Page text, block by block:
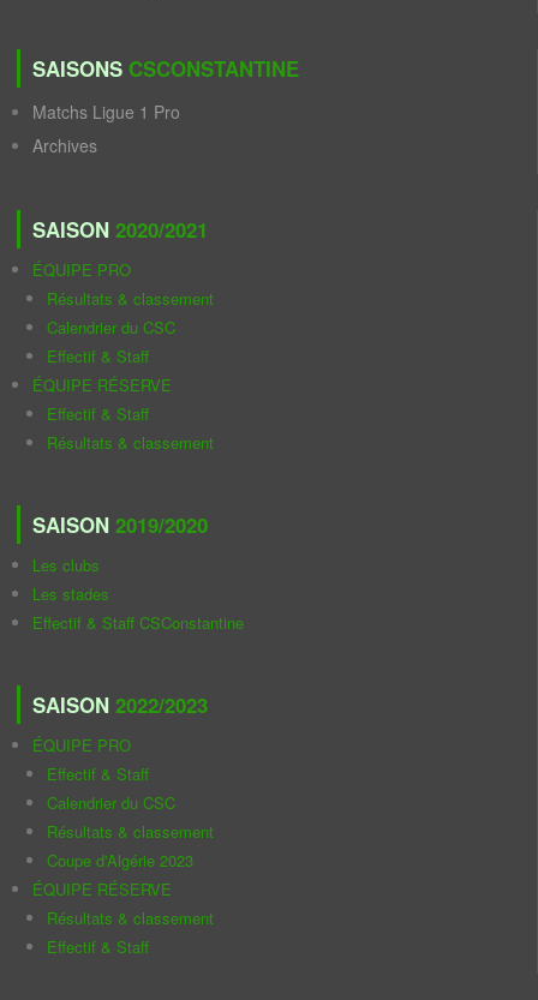
SAISONS CSCONSTANTINE
Matchs Ligue 1 Pro
Archives
SAISON 2020/2021
ÉQUIPE PRO
Résultats & classement
Calendrier du CSC
Effectif & Staff
ÉQUIPE RÉSERVE
Effectif & Staff
Résultats & classement
SAISON 2019/2020
Les clubs
Les stades
Effectif & Staff CSConstantine
SAISON 2022/2023
ÉQUIPE PRO
Effectif & Staff
Calendrier du CSC
Résultats & classement
Coupe d'Algérie 2023
ÉQUIPE RÉSERVE
Résultats & classement
Effectif & Staff